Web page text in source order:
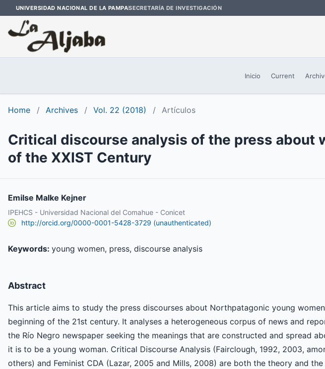
UNIVERSIDAD NACIONAL DE LA PAMPASECRETARÍA DE INVESTIGACIÓN
Inicio Current
Home / Archives / Vol. 22 (2018) / Artículos
Critical discourse analysis of the press about
of the XXIST Century
Emilse Malke Kejner
IPEHCS - Universidad Nacional del Comahue - Conicet
http://orcid.org/0000-0001-5428-3729 (unauthenticated)
Keywords: young women, press, discourse analysis
Abstract
This article aims to study the press discourses about Northpatagonic young
beginning of the 21st century. It analyses a heterogeneous corpus of news and
the Río Negro newspaper seeking the meanings that are constructed and spread
it is to be a young woman. Critical Discourse Analysis (Fairclough, 1992, 2003,
others) and Feminist CDA (Lazar, 2005 and Mills, 2008) are both the theory and the